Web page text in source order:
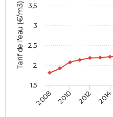
Tarif de l'eau (€/m3)
2008 2010 2012 2014
1,5
2
2,5
3
3,5